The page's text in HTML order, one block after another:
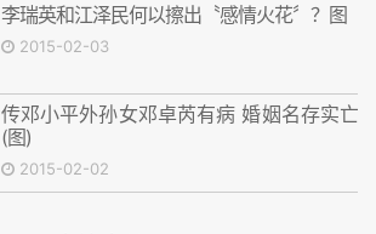
李瑞英和江泽民何以擦出〝感情火花〞？图
2015-02-03
传邓小平外孙女邓卓芮有病 婚姻名存实亡
(图)
2015-02-02